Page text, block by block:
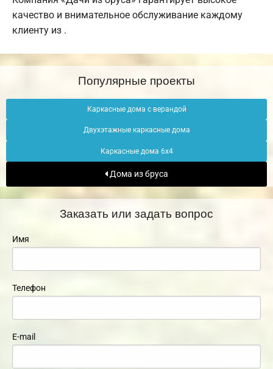
качество и внимательное обслуживание каждому
клиенту из .
Популярные проекты
Каркасные дома с верандой
Двухэтажные каркасные дома
Каркасные дома 6х4
Дома из бруса
Заказать или задать вопрос
Имя
Телефон
E-mail